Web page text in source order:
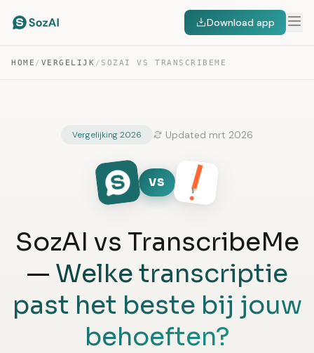
Download app
HOME / VERGELIJK / SOZAI VS TRANSCRIBEME
Vergelijking 2026 Updated mrt 2026
VS
SozAI vs TranscribeMe
— Welke transcriptie
past het beste bij jouw
behoeften?